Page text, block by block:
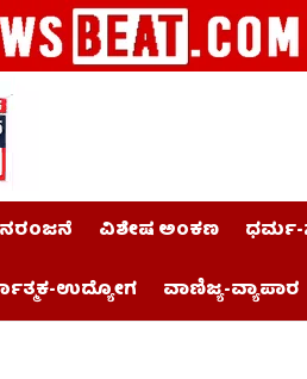
ವಿಶೇಷ ಅಂಕಣ ಧರ್ಮ-
ಉದ್ಯೋಗ ವಾಣಿಜ್ಯ-ವ್ಯಾಪಾರ